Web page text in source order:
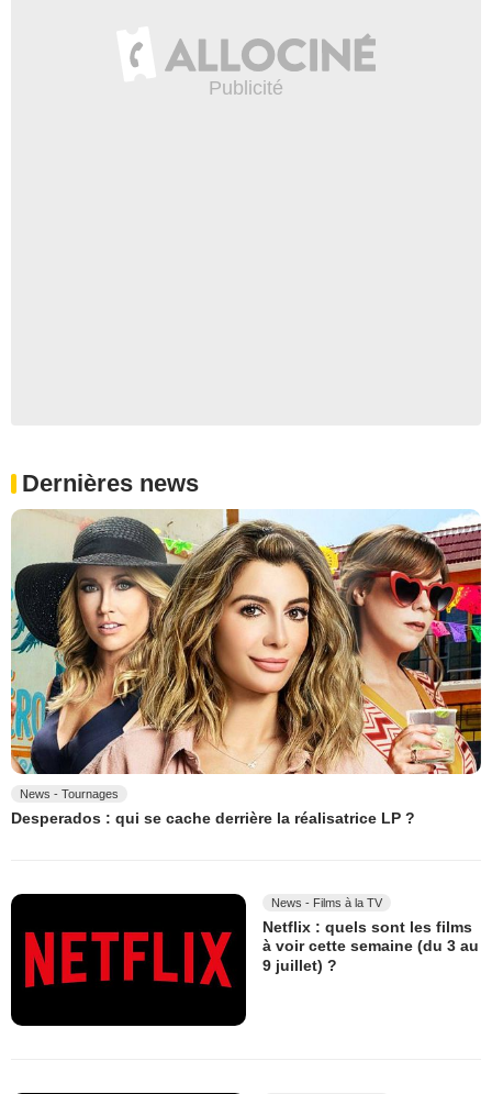
Dernières news
News - Tournages
Desperados : qui se cache derrière la réalisatrice LP ?
News - Films à la TV
Netflix : quels sont les films
à voir cette semaine (du 3 au
9 juillet) ?